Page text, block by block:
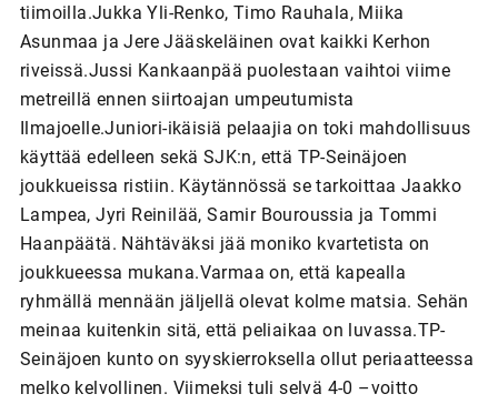
tiimoilla.Jukka Yli-Renko, Timo Rauhala, Miika
Asunmaa ja Jere Jääskeläinen ovat kaikki Kerhon
riveissä.Jussi Kankaanpää puolestaan vaihtoi viime
metreillä ennen siirtoajan umpeutumista
Ilmajoelle.Juniori-ikäisiä pelaajia on toki mahdollisuus
käyttää edelleen sekä SJK:n, että TP-Seinäjoen
joukkueissa ristiin. Käytännössä se tarkoittaa Jaakko
Lampea, Jyri Reinilää, Samir Bouroussia ja Tommi
Haanpäätä. Nähtäväksi jää moniko kvartetista on
joukkueessa mukana.Varmaa on, että kapealla
ryhmällä mennään jäljellä olevat kolme matsia. Sehän
meinaa kuitenkin sitä, että peliaikaa on luvassa.TP-
Seinäjoen kunto on syyskierroksella ollut periaatteessa
melko kelvollinen. Viimeksi tuli selvä 4-0 –voitto